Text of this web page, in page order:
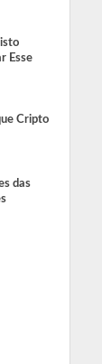
Esse
Cripto
das